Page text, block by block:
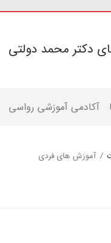
دکتر محمد دولتی
آکادمی آموزشی رواسی
آموزش های فردی